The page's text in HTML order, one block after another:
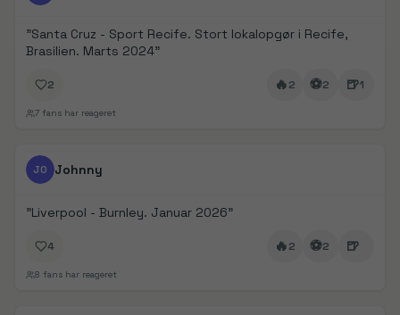
"Santa Cruz - Sport Recife. Stort lokalopgør i Recife,
Brasilien. Marts 2024"
2 🔥2 ⚽2 🍺1
7 fans har reageret
FanDays bidrag
JO Johnny
"Liverpool - Burnley. Januar 2026"
4 🔥2 ⚽2 🍺
8 fans har reageret